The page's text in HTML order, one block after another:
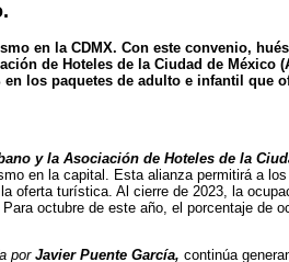
en la CDMX. Con este convenio,
de Hoteles de la Ciudad de México
en los paquetes de adulto e infantil que
y la Asociación de Hoteles de la
en la capital. Esta alianza permitirá a
oferta turística. Al cierre de 2023, la
octubre de este año, el porcentaje de
por Javier Puente García, continúa